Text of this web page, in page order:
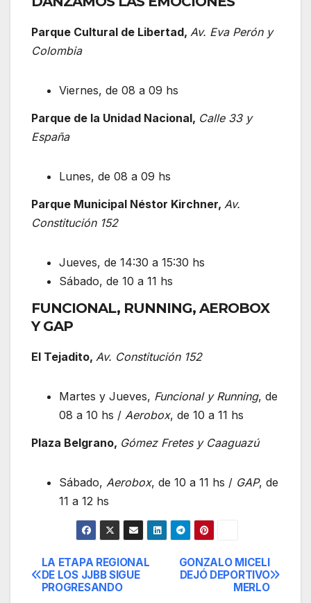
Parque Cultural de Libertad, Av. Eva Perón y
Colombia
Viernes, de 08 a 09 hs
Parque de la Unidad Nacional, Calle 33 y
España
Lunes, de 08 a 09 hs
Parque Municipal Néstor Kirchner, Av.
Constitución 152
Jueves, de 14:30 a 15:30 hs
Sábado, de 10 a 11 hs
FUNCIONAL, RUNNING, AEROBOX
Y GAP
El Tejadito, Av. Constitución 152
Martes y Jueves, Funcional y Running, de
08 a 10 hs / Aerobox, de 10 a 11 hs
Plaza Belgrano, Gómez Fretes y Caaguazú
Sábado, Aerobox, de 10 a 11 hs / GAP, de
11 a 12 hs
Navegación
GONZALO MICELI
DEJÓ DEPORTIVO
MERLO
LA ETAPA REGIONAL
DE LOS JJBB SIGUE
PROGRESANDO